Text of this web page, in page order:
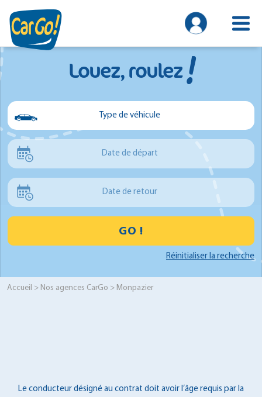
Louez, roulez!
Type de véhicule
Voiture
Date de départ
Date de retour
GO !
Réinitialiser la recherche
Accueil > Nos agences CarGo > Monpazier
Le conducteur désigné au contrat doit avoir l’âge requis par la